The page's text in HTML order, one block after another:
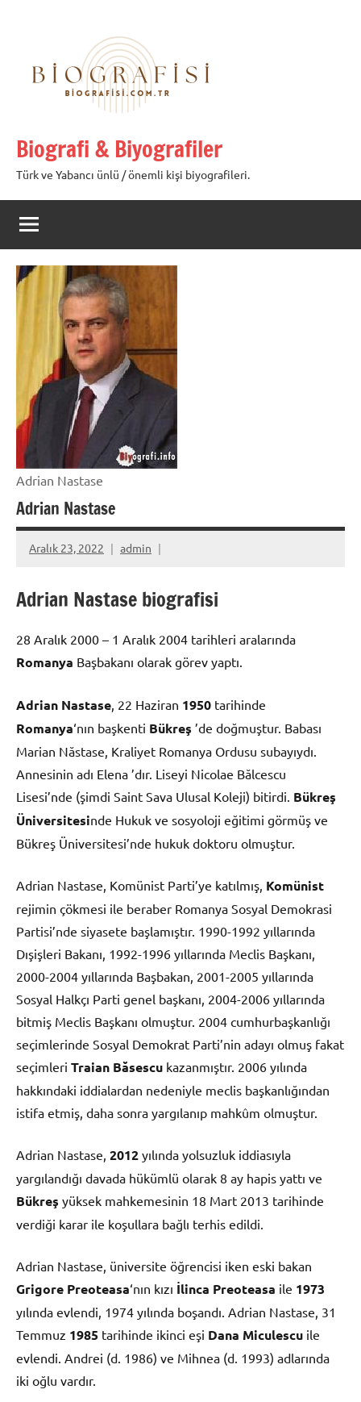
Biografi & Biyografiler
Türk ve Yabancı ünlü / önemli kişi biyografileri.
Adrian Nastase
Adrian Nastase
Aralık 23, 2022 admin
Adrian Nastase biografisi
28 Aralık 2000 – 1 Aralık 2004 tarihleri aralarında
Romanya Başbakanı olarak görev yaptı.
Adrian Nastase , 22 Haziran 1950 tarihinde
Romanya‘nın başkenti Bükreş ’de doğmuştur. Babası
Marian Năstase, Kraliyet Romanya Ordusu subayıydı.
Annesinin adı Elena ’dır. Liseyi Nicolae Bălcescu
Lisesi’nde (şimdi Saint Sava Ulusal Koleji) bitirdi. Bükreş
Üniversitesinde Hukuk ve sosyoloji eğitimi görmüş ve
Bükreş Üniversitesi’nde hukuk doktoru olmuştur.
Adrian Nastase, Komünist Parti’ye katılmış, Komünist
rejimin çökmesi ile beraber Romanya Sosyal Demokrasi
Partisi’nde siyasete başlamıştır. 1990-1992 yıllarında
Dışişleri Bakanı, 1992-1996 yıllarında Meclis Başkanı,
2000-2004 yıllarında Başbakan, 2001-2005 yıllarında
Sosyal Halkçı Parti genel başkanı, 2004-2006 yıllarında
bitmiş Meclis Başkanı olmuştur. 2004 cumhurbaşkanlığı
seçimlerinde Sosyal Demokrat Parti’nin adayı olmuş fakat
seçimleri Traian Băsescu kazanmıştır. 2006 yılında
hakkındaki iddialardan nedeniyle meclis başkanlığından
istifa etmiş, daha sonra yargılanıp mahkûm olmuştur.
Adrian Nastase, 2012 yılında yolsuzluk iddiasıyla
yargılandığı davada hükümlü olarak 8 ay hapis yattı ve
Bükreş yüksek mahkemesinin 18 Mart 2013 tarihinde
verdiği karar ile koşullara bağlı terhis edildi.
Adrian Nastase, üniversite öğrencisi iken eski bakan
Grigore Preoteasa‘nın kızı İlinca Preoteasa ile 1973
yılında evlendi, 1974 yılında boşandı. Adrian Nastase, 31
Temmuz 1985 tarihinde ikinci eşi Dana Miculescu ile
evlendi. Andrei (d. 1986) ve Mihnea (d. 1993) adlarında
iki oğlu vardır.